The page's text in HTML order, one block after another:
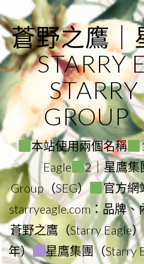
to
content
蒼野之鷹｜
STARRY
GROUP
本站使用兩個名稱
Eagle
2｜星鷹集
Group（SEG）
官方網
starryeagle.com：品牌
蒼野之鷹（Starry Eagle
年）
星鷹集團（Starry